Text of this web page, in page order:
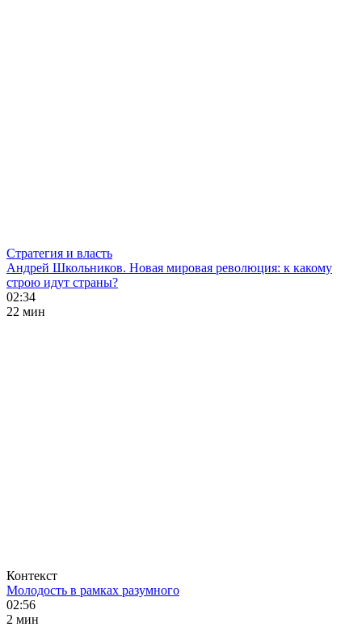
Стратегия и власть
Андрей Школьников. Новая мировая революция: к какому
строю идут страны?
02:34
22 мин
Контекст
Молодость в рамках разумного
02:56
2 мин